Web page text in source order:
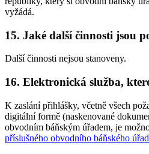
vyžádá.
15. Jaké další činnosti jsou
Další činnosti nejsou stanoveny.
16. Elektronická služba,
K zaslání přihlášky, včetně všech
digitální formě (naskenované
obvodním báňským úřadem, je
příslušného obvodního báňského